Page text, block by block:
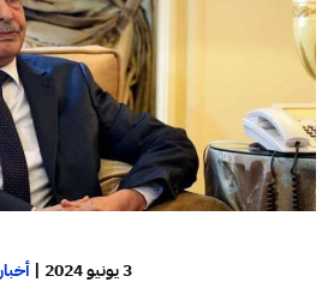
3 يونيو 2024 |أخبار